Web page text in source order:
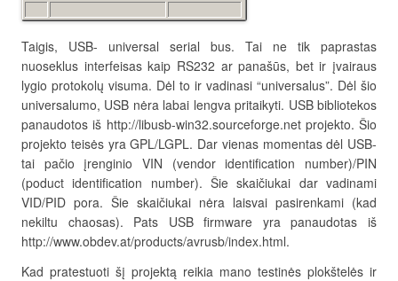
Taigis, USB- universal serial bus. Tai ne tik paprastas
nuoseklus interfeisas kaip RS232 ar panašūs, bet ir įvairaus
lygio protokolų visuma. Dėl to ir vadinasi “universalus”. Dėl šio
universalumo, USB nėra labai lengva pritaikyti. USB bibliotekos
panaudotos iš http://libusb-win32.sourceforge.net projekto. Šio
projekto teisės yra GPL/LGPL. Dar vienas momentas dėl USB-
tai pačio įrenginio VIN (vendor identification number)/PIN
(poduct identification number). Šie skaičiukai dar vadinami
VID/PID pora. Šie skaičiukai nėra laisvai pasirenkami (kad
nekiltu chaosas). Pats USB firmware yra panaudotas iš
http://www.obdev.at/products/avrusb/index.html.
Kad pratestuoti šį projektą reikia mano testinės plokštelės ir